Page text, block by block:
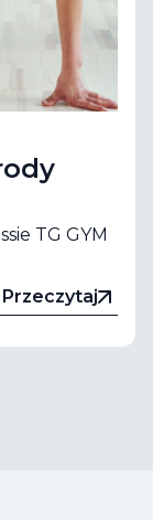
TG GYM
Przeczytaj